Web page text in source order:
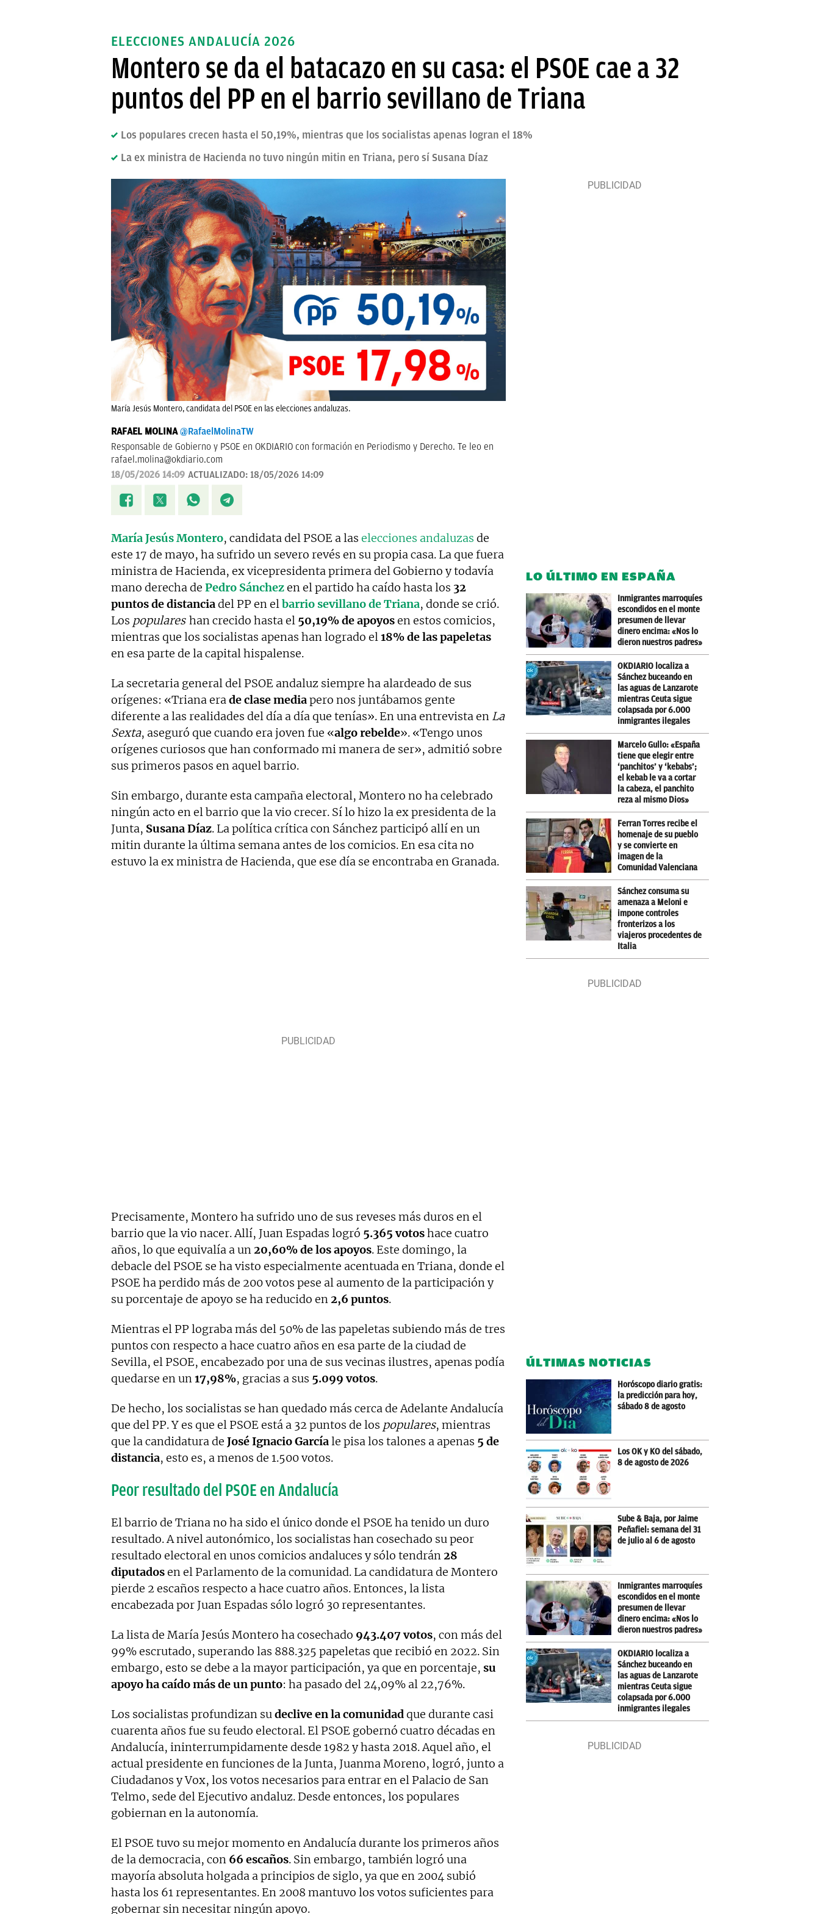
ELECCIONES ANDALUCÍA 2026
Montero se da el batacazo en su casa: el PSOE cae a 32
puntos del PP en el barrio sevillano de Triana
Los populares crecen hasta el 50,19%, mientras que los socialistas apenas logran el 18%
La ex ministra de Hacienda no tuvo ningún mitin en Triana, pero sí Susana Díaz
María Jesús Montero, candidata del PSOE en las elecciones andaluzas.
RAFAEL MOLINA @RafaelMolinaTW
Responsable de Gobierno y PSOE en OKDIARIO con formación en Periodismo y Derecho. Te leo en
rafael.molina@okdiario.com
18/05/2026 14:09 ACTUALIZADO: 18/05/2026 14:09
María Jesús Montero, candidata del PSOE a las elecciones andaluzas de
este 17 de mayo, ha sufrido un severo revés en su propia casa. La que fuera
ministra de Hacienda, ex vicepresidenta primera del Gobierno y todavía
mano derecha de Pedro Sánchezen el partido ha caído hasta los 32
puntos de distanciadel PP en elbarrio sevillano de Triana, donde se crió.
Los populares han crecido hasta el 50,19% de apoyosen estos comicios,
mientras que los socialistas apenas han logrado el18% de las papeletas
en esa parte de la capital hispalense.
La secretaria general del PSOE andaluz siempre ha alardeado de sus
orígenes: «Triana erade clase mediapero nos juntábamos gente
diferente a las realidades del día a día que tenías». En una entrevista en La
Sexta, aseguró que cuando era joven fue «algo rebelde». «Tengo unos
orígenes curiosos que han conformado mi manera de ser», admitió sobre
sus primeros pasos en aquel barrio.
Sin embargo, durante esta campaña electoral, Montero no ha celebrado
ningún acto en el barrio que la vio crecer. Sí lo hizo la ex presidenta de la
Junta, Susana Díaz. La política crítica con Sánchez participó allí en un
mitin durante la última semana antes de los comicios. En esa cita no
estuvo la ex ministra de Hacienda, que ese día se encontraba en Granada.
Precisamente, Montero ha sufrido uno de sus reveses más duros en el
barrio que la vio nacer. Allí, Juan Espadas logró 5.365 votoshace cuatro
años, lo que equivalía a un20,60% de los apoyos. Este domingo, la
debacle del PSOE se ha visto especialmente acentuada en Triana, donde el
PSOE ha perdido más de 200 votos pese al aumento de la participación y
su porcentaje de apoyo se ha reducido en2,6 puntos.
Mientras el PP lograba más del 50% de las papeletas subiendo más de tres
puntos con respecto a hace cuatro años en esa parte de la ciudad de
Sevilla, el PSOE, encabezado por una de sus vecinas ilustres, apenas podía
quedarse en un17,98%, gracias a sus 5.099 votos.
De hecho, los socialistas se han quedado más cerca de Adelante Andalucía
que del PP. Y es que el PSOE está a 32 puntos de los populares, mientras
que la candidatura de José Ignacio Garcíale pisa los talones a apenas 5 de
distancia, esto es, a menos de 1.500 votos.
Peor resultado del PSOE en Andalucía
El barrio de Triana no ha sido el único donde el PSOE ha tenido un duro
resultado. A nivel autonómico, los socialistas han cosechado su peor
resultado electoral en unos comicios andaluces y sólo tendrán28
diputadosen el Parlamento de la comunidad. La candidatura de Montero
pierde 2 escaños respecto a hace cuatro años. Entonces, la lista
encabezada por Juan Espadas sólo logró 30 representantes.
La lista de María Jesús Montero ha cosechado 943.407 votos, con más del
99% escrutado, superando las 888.325 papeletas que recibió en 2022. Sin
embargo, esto se debe a la mayor participación, ya que en porcentaje, su
apoyo ha caído más de un punto: ha pasado del 24,09% al 22,76%.
Los socialistas profundizan sudeclive en la comunidadque durante casi
cuarenta años fue su feudo electoral. El PSOE gobernó cuatro décadas en
Andalucía, ininterrumpidamente desde 1982 y hasta 2018. Aquel año, el
actual presidente en funciones de la Junta, Juanma Moreno, logró, junto a
Ciudadanos y Vox, los votos necesarios para entrar en el Palacio de San
Telmo, sede del Ejecutivo andaluz. Desde entonces, los populares
gobiernan en la autonomía.
El PSOE tuvo su mejor momento en Andalucía durante los primeros años
de la democracia, con 66 escaños. Sin embargo, también logró una
mayoría absoluta holgada a principios de siglo, ya que en 2004 subió
hasta los 61 representantes. En 2008 mantuvo los votos suficientes para
gobernar sin necesitar ningún apoyo.
LO ÚLTIMO EN ESPAÑA
Inmigrantes marroquíes
escondidos en el monte
presumen de llevar
dinero encima: «Nos lo
dieron nuestros padres»
OKDIARIO localiza a
Sánchez buceando en
las aguas de Lanzarote
mientras Ceuta sigue
colapsada por 6.000
inmigrantes ilegales
Marcelo Gullo: «España
tiene que elegir entre
‘panchitos’ y ‘kebabs’;
el kebab le va a cortar
la cabeza, el panchito
reza al mismo Dios»
Ferran Torres recibe el
homenaje de su pueblo
y se convierte en
imagen de la
Comunidad Valenciana
Sánchez consuma su
amenaza a Meloni e
impone controles
fronterizos a los
viajeros procedentes de
Italia
ÚLTIMAS NOTICIAS
Horóscopo diario gratis:
la predicción para hoy,
sábado 8 de agosto
Los OK y KO del sábado,
8 de agosto de 2026
Sube & Baja, por Jaime
Peñafiel: semana del 31
de julio al 6 de agosto
Inmigrantes marroquíes
escondidos en el monte
presumen de llevar
dinero encima: «Nos lo
dieron nuestros padres»
OKDIARIO localiza a
Sánchez buceando en
las aguas de Lanzarote
mientras Ceuta sigue
colapsada por 6.000
inmigrantes ilegales